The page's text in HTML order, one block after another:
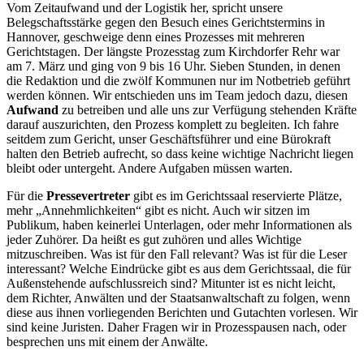
Vom Zeitaufwand und der Logistik her, spricht unsere
Belegschaftsstärke gegen den Besuch eines Gerichtstermins in
Hannover, geschweige denn eines Prozesses mit mehreren
Gerichtstagen. Der längste Prozesstag zum Kirchdorfer Rehr war
am 7. März und ging von 9 bis 16 Uhr. Sieben Stunden, in denen
die Redaktion und die zwölf Kommunen nur im Notbetrieb geführt
werden können. Wir entschieden uns im Team jedoch dazu, diesen
Aufwand zu betreiben und alle uns zur Verfügung stehenden Kräfte
darauf auszurichten, den Prozess komplett zu begleiten. Ich fahre
seitdem zum Gericht, unser Geschäftsführer und eine Bürokraft
halten den Betrieb aufrecht, so dass keine wichtige Nachricht liegen
bleibt oder untergeht. Andere Aufgaben müssen warten.
Für die Pressevertreter gibt es im Gerichtssaal reservierte Plätze,
mehr „Annehmlichkeiten“ gibt es nicht. Auch wir sitzen im
Publikum, haben keinerlei Unterlagen, oder mehr Informationen als
jeder Zuhörer. Da heißt es gut zuhören und alles Wichtige
mitzuschreiben. Was ist für den Fall relevant? Was ist für die Leser
interessant? Welche Eindrücke gibt es aus dem Gerichtssaal, die für
Außenstehende aufschlussreich sind? Mitunter ist es nicht leicht,
dem Richter, Anwälten und der Staatsanwaltschaft zu folgen, wenn
diese aus ihnen vorliegenden Berichten und Gutachten vorlesen. Wir
sind keine Juristen. Daher Fragen wir in Prozesspausen nach, oder
besprechen uns mit einem der Anwälte.